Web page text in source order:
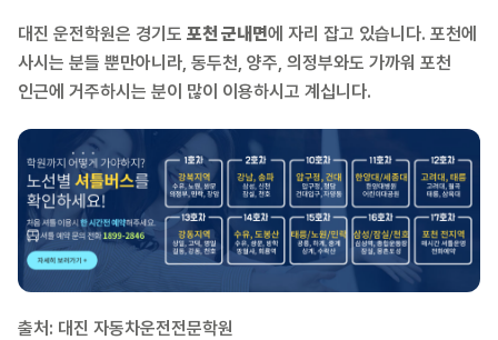
대진 운전학원은 경기도 포천 군내면에 자리 잡고 있습니다. 포천에
사시는 분들 뿐만아니라, 동두천, 양주, 의정부와도 가까워 포천
인근에 거주하시는 분이 많이 이용하시고 계십니다.
출처: 대진 자동차운전전문학원